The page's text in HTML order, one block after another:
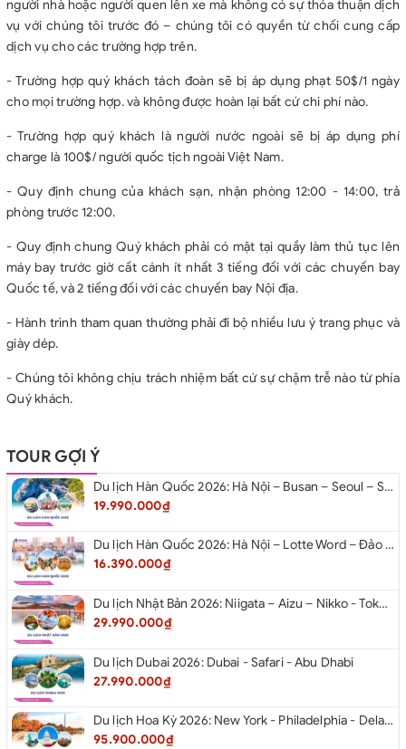
người nhà hoặc người quen lên xe mà không có sự thỏa thuận dịch
vụ với chúng tôi trước đó – chúng tôi có quyền từ chối cung cấp
dịch vụ cho các trường hợp trên.
- Trường hợp quý khách tách đoàn sẽ bị áp dụng phạt 50$/1 ngày
cho mọi trường hợp. và không được hoàn lại bất cứ chi phí nào.
- Trường hợp quý khách là người nước ngoài sẽ bị áp dụng phí
charge là 100$/ người quốc tịch ngoài Việt Nam.
- Quy định chung của khách sạn, nhận phòng 12:00 - 14:00, trả
phòng trước 12:00.
- Quy định chung Quý khách phải có mặt tại quầy làm thủ tục lên
máy bay trước giờ cất cánh ít nhất 3 tiếng đối với các chuyến bay
Quốc tế, và 2 tiếng đối với các chuyến bay Nội địa.
- Hành trình tham quan thường phải đi bộ nhiều lưu ý trang phục và
giày dép.
- Chúng tôi không chịu trách nhiệm bất cứ sự chậm trễ nào từ phía
Quý khách.
TOUR GỢI Ý
Du lịch Hàn Quốc 2026: Hà Nội – Busan – Seoul – Starfiled – Lotte Worf
19.990.000₫
Du lịch Hàn Quốc 2026: Hà Nội – Lotte Word – Đảo Nami – Làng Cổ Hanok Bukchon
16.390.000₫
Du lịch Nhật Bản 2026: Niigata – Aizu – Nikko - Tokyo – Niigata từ Hà Nội
29.990.000₫
Du lịch Dubai 2026: Dubai - Safari - Abu Dhabi
27.990.000₫
Du lịch Hoa Kỳ 2026: New York - Philadelphia - Delaware - Washington D.C. - Las Vegas - Red Rock Canyon - Quận Cam - Santa Monica - Hollywood - San Diego - Los Angeles.
95.900.000₫